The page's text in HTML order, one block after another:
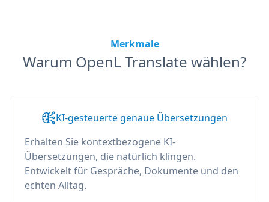
Merkmale
Warum OpenL Translate wählen?
KI-gesteuerte genaue Übersetzungen
Erhalten Sie kontextbezogene KI-
Übersetzungen, die natürlich klingen.
Entwickelt für Gespräche, Dokumente und den
echten Alltag.